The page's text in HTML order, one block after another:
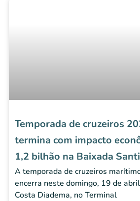
Temporada de cruzeiros
termina com impacto
1,2 bilhão na Baixada
A temporada de cruzeiros
encerra neste domingo, 19 de
Costa Diadema, no Terminal